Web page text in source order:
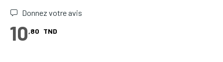
Donnez votre avis
10,80 TND